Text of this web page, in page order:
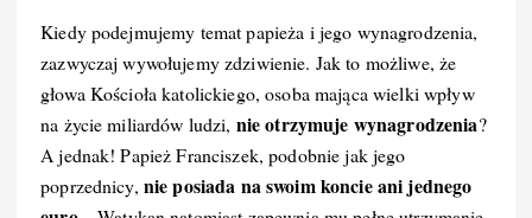
c
e
b
o
o
er
e
st
m
bl
r
d
di
t
k
e
d
I
n
p
y
Li
n
k
Kiedy podejmujemy temat papieża i jego wynagrodzenia,
zazwyczaj wywołujemy zdziwienie. Jak to możliwe, że
głowa Kościoła katolickiego, osoba mająca wielki wpływ
na życie miliardów ludzi, nie otrzymuje wynagrodzenia?
A jednak! Papież Franciszek, podobnie jak jego
poprzednicy, nie posiada na swoim koncie ani jednego